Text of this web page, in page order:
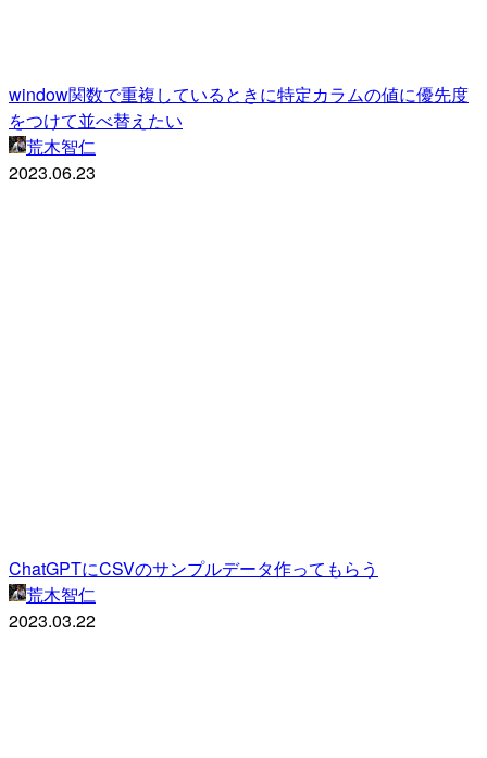
window関数で重複しているときに特定カラムの値に優先度
をつけて並べ替えたい
荒木智仁
2023.06.23
ChatGPTにCSVのサンプルデータ作ってもらう
荒木智仁
2023.03.22